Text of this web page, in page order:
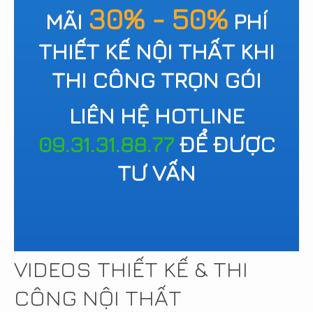
MÃI 30% - 50% PHÍ
THIẾT KẾ NỘI THẤT KHI
THI CÔNG TRỌN GÓI
LIÊN HỆ HOTLINE
09.31.31.88.77ĐỂ ĐƯỢC
TƯ VẤN
VIDEOS THIẾT KẾ & THI
CÔNG NỘI THẤT